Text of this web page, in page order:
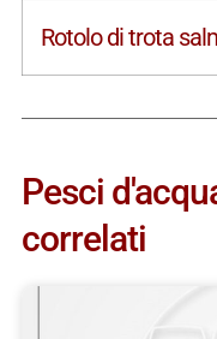
Rotolo di trota
Pesci
correlati